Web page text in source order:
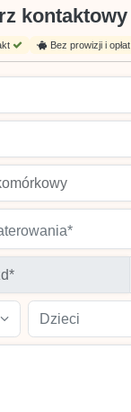
kontaktowy
Bez prowizji i opłat
Dzieci